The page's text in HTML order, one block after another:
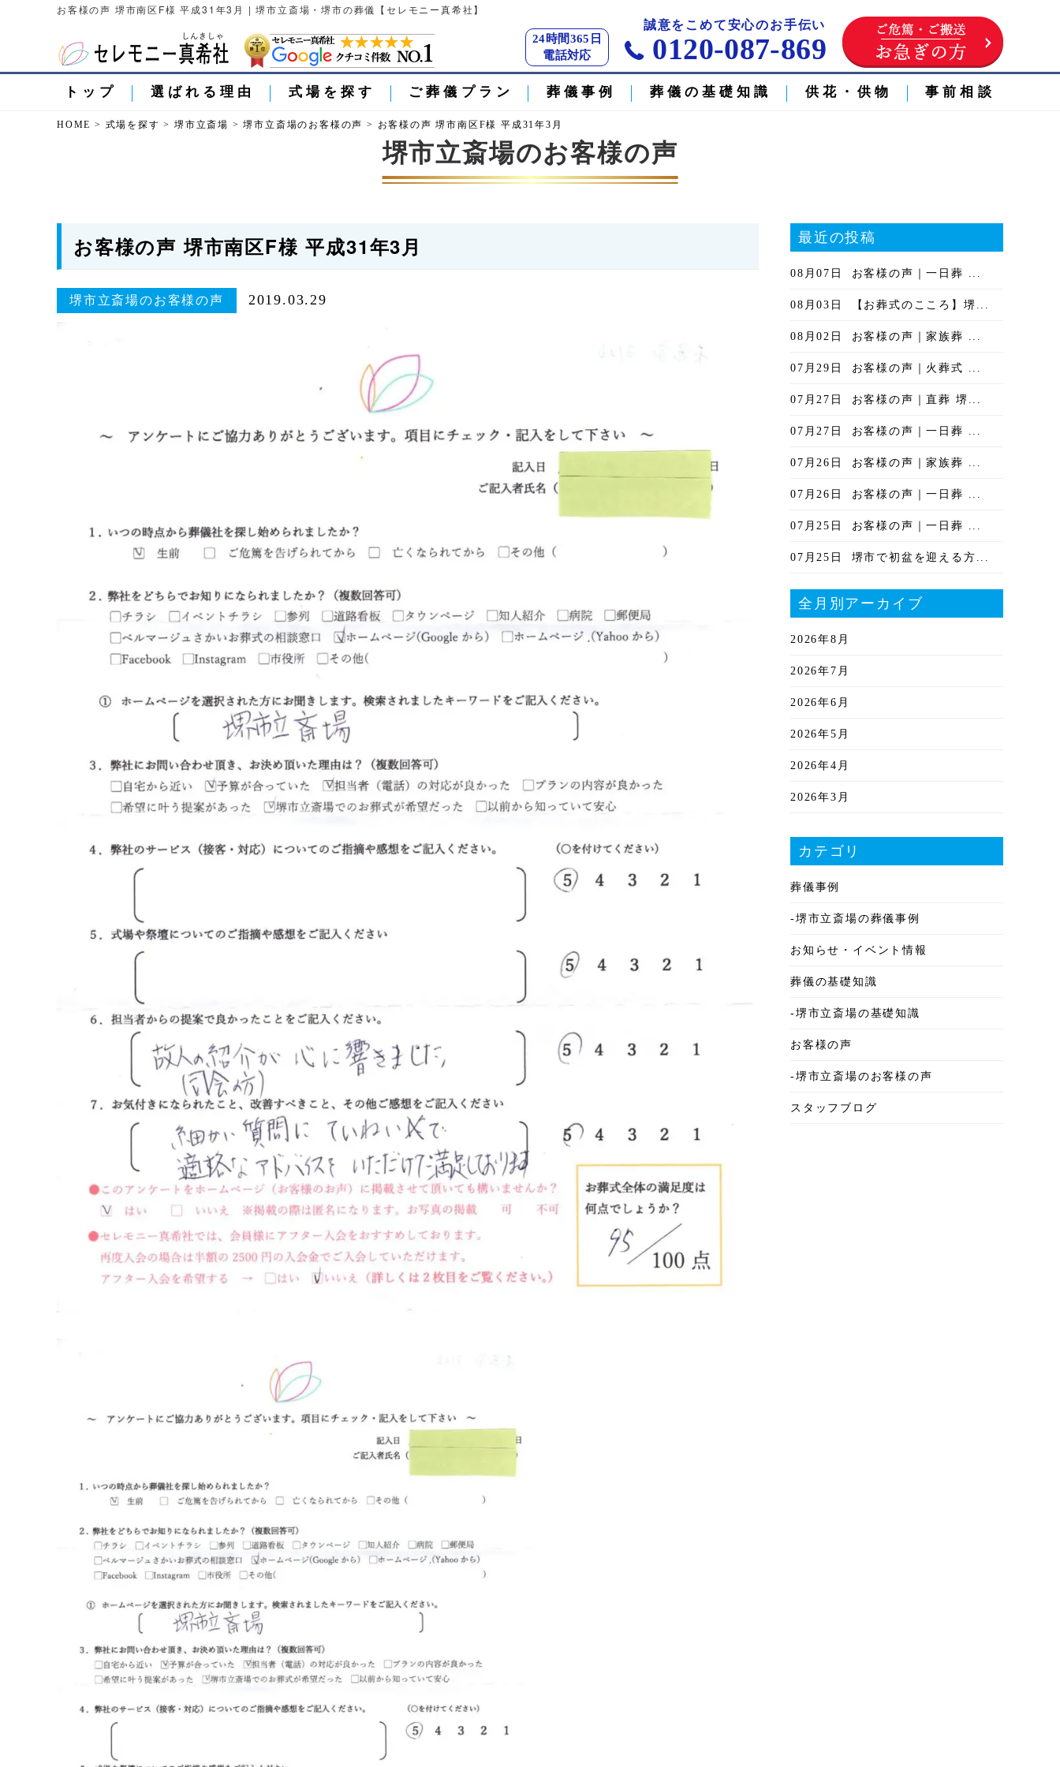
お客様の声 堺市南区F様 平成31年3月 | 堺市立斎場・堺市の葬儀【セレモニー真希社】
誠意をこめて安心のお手伝い
24時間365日
電話対応
0120-087-869
トップ 選ばれる理由 式場を探す ご葬儀プラン 葬儀事例 葬儀の基礎知識 供花・供物 事前相談
HOME > 式場を探す >堺市立斎場 >堺市立斎場のお客様の声 > お客様の声 堺市南区F様 平成31年3月
堺市立斎場のお客様の声
お客様の声 堺市南区F様 平成31年3月
堺市立斎場のお客様の声 2019.03.29
最近の投稿
08月07日 お客様の声｜一日葬 ...
08月03日 【お葬式のこころ】堺...
08月02日 お客様の声｜家族葬 ...
07月29日 お客様の声｜火葬式 ...
07月27日 お客様の声｜直葬 堺...
07月27日 お客様の声｜一日葬 ...
07月26日 お客様の声｜家族葬 ...
07月26日 お客様の声｜一日葬 ...
07月25日 お客様の声｜一日葬 ...
07月25日 堺市で初盆を迎える方...
全月別アーカイブ
2026年8月
2026年7月
2026年6月
2026年5月
2026年4月
2026年3月
2026年1月
2025年12月
2025年11月
2025年10月
2025年9月
2025年8月
2025年7月
2025年6月
2025年5月
カテゴリ
葬儀事例
-堺市立斎場の葬儀事例
お知らせ・イベント情報
葬儀の基礎知識
-堺市立斎場の基礎知識
お客様の声
-堺市立斎場のお客様の声
スタッフブログ